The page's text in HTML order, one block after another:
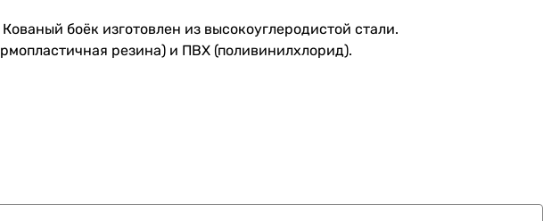
боёк изготовлен из высокоуглеродистой стали.
резина) и ПВХ (поливинилхлорид).